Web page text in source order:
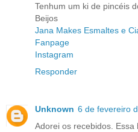
Tenhum um ki de pincéis
Beijos
Jana Makes Esmaltes e
Fanpage
Instagram
Responder
Unknown 6 de fevereiro
Adorei os recebidos.